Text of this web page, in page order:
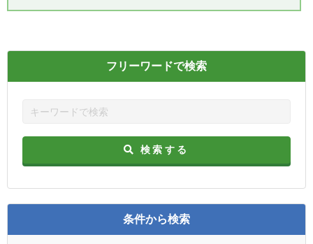
フリーワードで検索
検索する
条件から検索